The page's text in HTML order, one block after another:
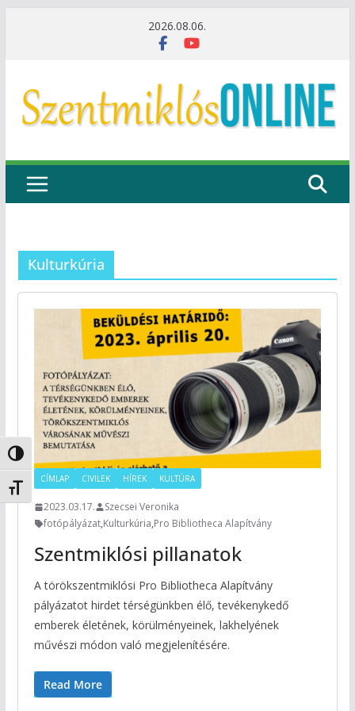
Nagy kontraszt váltása
Betűméret váltása
2026.08.06.
Kulturkúria
CÍMLAP CIVILEK HÍREK KULTÚRA
2023.03.17.
Szecsei Veronika
fotópályázat,Kulturkúria,Pro Bibliotheca Alapítvány
Szentmiklósi pillanatok
A törökszentmiklósi Pro Bibliotheca Alapítvány
pályázatot hirdet térségünkben élő, tevékenykedő
emberek életének, körülményeinek, lakhelyének
művészi módon való megjelenítésére.
Read More